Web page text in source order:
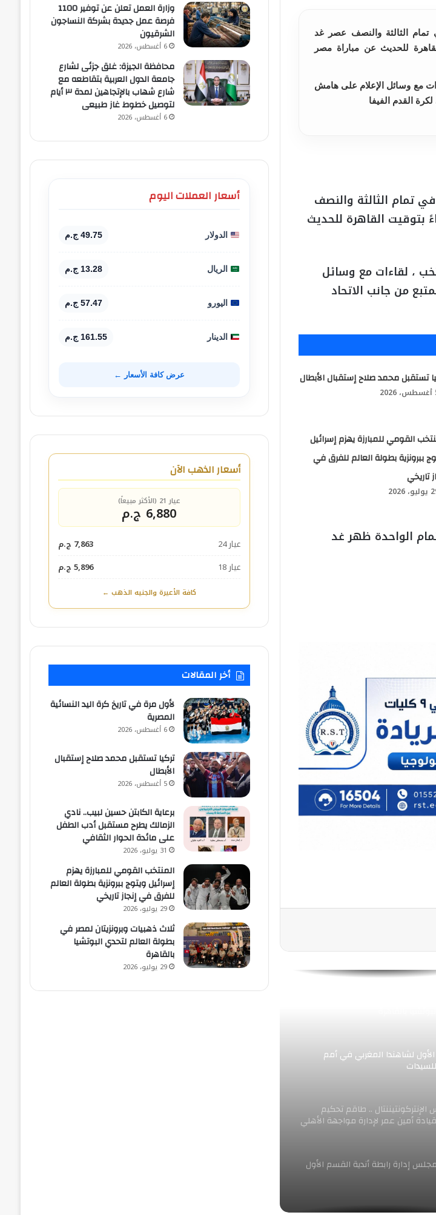
الثالثة والنصف عصر غد
للحديث عن مباراة مصر
مع وسائل الإعلام على هامش
القدم الفيفا
تمام الثالثة والنصف
القاهرة للحديث
، لقاءات مع وسائل
من جانب الاتحاد
تستقبل محمد صلاح إستقبال الأبطال
القومي للمبارزة يهزم إسرائيل
ببرونزية بطولة العالم للفرق في
تاريخي
2026
الواحدة ظهر غد
يرفع عرضه لضم محمد صلاح
لموسمين.. وراتب سنوي 15 مليون يورو..
المثارة بعد تعرض سباح للإرهاق:
15 ثانية
في إنهاء جميع القضايا المرتبطة
النهائية ضد إسبانيا
لشاهندا المغربي في أمم
.. طاقم تحكيم
أمين عمر لإدارة مواجهة الأهلي
أف سي
إدارة رابطة أندية القسم الأول
وزارة العمل تعلن عن توفير 1100
فرصة عمل جديدة بشركة النساجون
الشرقيون
6 أغسطس، 2026
محافظة الجيزة: غلق جزئى لشارع
جامعة الدول العربية بتقاطعه مع
شارع شهاب بالإتجاهين لمدة ٣ أيام
لتوصيل خطوط غاز طبيعى
6 أغسطس، 2026
أسعار العملات اليوم
الدولار 49.75 ج.م
الريال 13.28 ج.م
اليورو 57.47 ج.م
الدينار 161.55 ج.م
عرض كافة الأسعار ←
أسعار الذهب الآن
عيار 21 (الأكثر مبيعاً)
6,880 ج.م
عيار 24
7,863 ج.م
عيار 18
5,896 ج.م
كافة الأعيرة والجنيه الذهب ←
أخر المقالات
لأول مرة في تاريخ كرة اليد النسائية
المصرية
6 أغسطس، 2026
تركيا تستقبل محمد صلاح إستقبال
الأبطال
5 أغسطس، 2026
برعاية الكابتن حسين لبيب.. نادي
الزمالك يطرح مستقبل أدب الطفل
على مائدة الحوار الثقافي
31 يوليو، 2026
المنتخب القومي للمبارزة يهزم
إسرائيل ويتوج ببرونزية بطولة العالم
للفرق في إنجاز تاريخي
29 يوليو، 2026
ثلاث ذهبيات وبرونزيتان لمصر في
بطولة العالم لتحدي البوتشيا
بالقاهرة
29 يوليو، 2026